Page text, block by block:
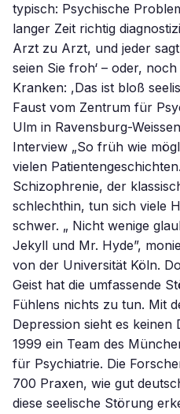
typisch: Psychische
langer Zeit richtig
Arzt zu Arzt, und jeder
seien Sie froh‘ – oder,
Kranken: ,Das ist bloß
Faust vom Zentrum für
Ulm in Ravensburg-
Interview „So früh wie
vielen
Schizophrenie, der
schlechthin, tun sich viele
schwer. „ Nicht wenige
Jekyll und Mr. Hyde”,
von der Universität Köln.
Geist hat die umfassende
Fühlens nichts zu tun. Mit
Depression sieht es keinen
1999 ein Team des
für Psychiatrie. Die
700 Praxen, wie gut
diese seelische Störung